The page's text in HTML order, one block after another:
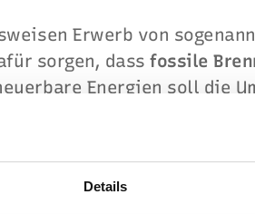
Details
Erwerb von
sorgen, dassfossile
Energien soll die
und so das Vorhaben
auferneuerbare